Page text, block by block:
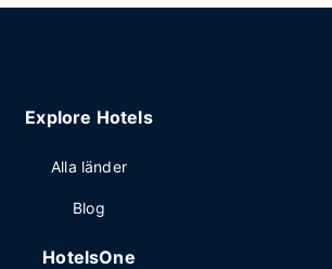
Explore Hotels
Alla länder
Blog
HotelsOne